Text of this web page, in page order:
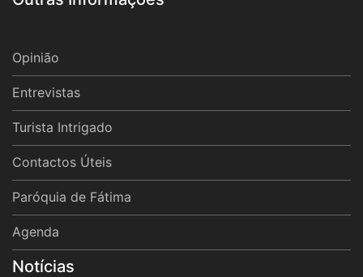
Opinião
Entrevistas
Turista Intrigado
Contactos Úteis
Paróquia de Fátima
Agenda
Notícias